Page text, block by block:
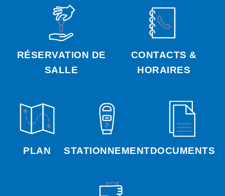
RÉSERVATION DE
SALLE
CONTACTS &
HORAIRES
PLAN STATIONNEMENTDOCUMENTS